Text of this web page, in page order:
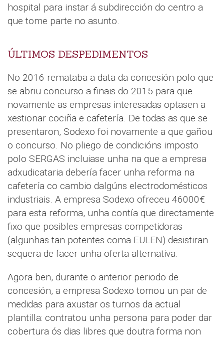
hospital para instar á subdirección do centro a
que tome parte no asunto.
ÚLTIMOS DESPEDIMENTOS
No 2016 remataba a data da concesión polo que
se abriu concurso a finais do 2015 para que
novamente as empresas interesadas optasen a
xestionar cociña e cafetería. De todas as que se
presentaron, Sodexo foi novamente a que gañou
o concurso. No pliego de condicións imposto
polo SERGAS incluiase unha na que a empresa
adxudicataria debería facer unha reforma na
cafetería co cambio dalgúns electrodomésticos
industriais. A empresa Sodexo ofreceu 46000€
para esta reforma, unha contía que directamente
fixo que posibles empresas competidoras
(algunhas tan potentes coma EULEN) desistiran
sequera de facer unha oferta alternativa.
Agora ben, durante o anterior periodo de
concesión, a empresa Sodexo tomou un par de
medidas para axustar os turnos da actual
plantilla: contratou unha persona para poder dar
cobertura ós dias libres que doutra forma non